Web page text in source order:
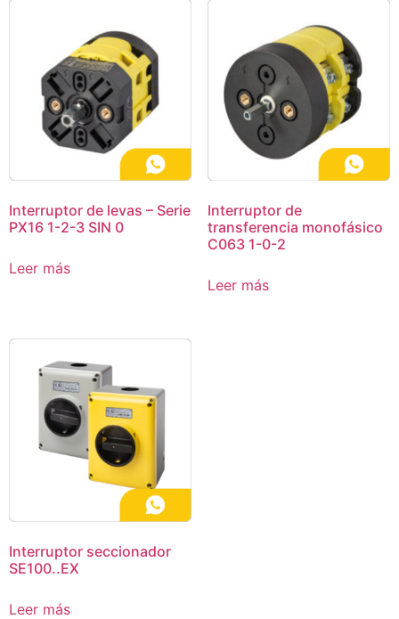
Interruptor de levas – Serie
PX16 1-2-3 SIN 0
Leer más
Interruptor de
transferencia monofásico
C063 1-0-2
Leer más
Interruptor seccionador
SE100..EX
Leer más